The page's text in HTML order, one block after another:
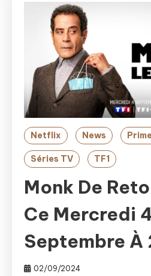
Netflix News
Séries TV TF1
Monk De
Ce Mercredi
Septembre À
02/09/2024